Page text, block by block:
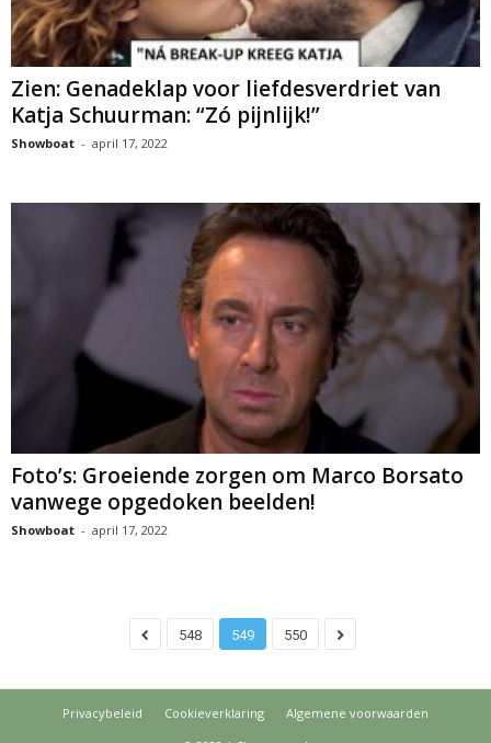
Zien: Genadeklap voor liefdesverdriet van
Katja Schuurman: “Zó pijnlijk!”
Showboat - april 17, 2022
Foto’s: Groeiende zorgen om Marco Borsato
vanwege opgedoken beelden!
Showboat - april 17, 2022
548 549 550
Privacybeleid Cookieverklaring
Algemene voorwaarden